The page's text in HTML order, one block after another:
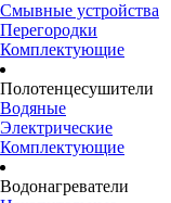
Смывные устройства
Перегородки
Комплектующие
Полотенцесушители
Водяные
Электрические
Комплектующие
Водонагреватели